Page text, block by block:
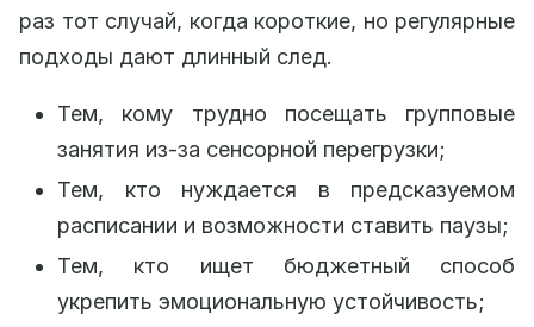
раз тот случай, когда короткие, но регулярные
подходы дают длинный след.
Тем, кому трудно посещать групповые
занятия из‑за сенсорной перегрузки;
Тем, кто нуждается в предсказуемом
расписании и возможности ставить паузы;
Тем, кто ищет бюджетный способ
укрепить эмоциональную устойчивость;